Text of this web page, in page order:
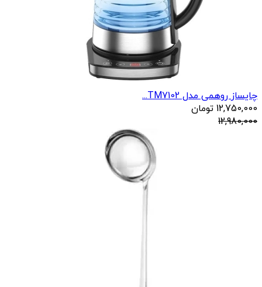
چایساز روهمی مدل TM7102...
12,750,000 تومان
12,980,000